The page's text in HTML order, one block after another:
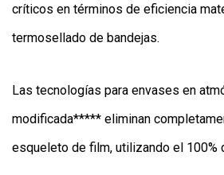
críticos en términos de eficiencia
termosellado de bandejas.
Las tecnologías para envases en
modificada***** eliminan
esqueleto de film, utilizando el 100%